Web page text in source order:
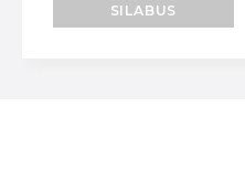
SILABUS